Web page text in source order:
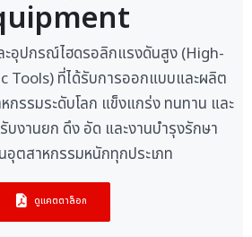
ะอุปกรณ์ไฮดรอลิกแรงดันสูง (High-
Tools) ที่ได้รับการออกแบบและผลิต
กรรมระดับโลก แข็งแกร่ง ทนทาน และ
บงานยก ดึง อัด และงานบำรุงรักษา
อุตสาหกรรมหนักทุกประเภท
ดูแคตตาล็อก